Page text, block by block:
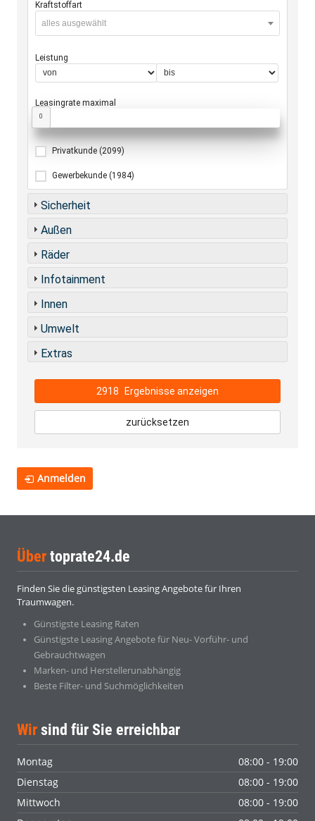
Kraftstoffart
alles ausgewählt
Leistung
Leasingrate maximal
0
Privatkunde (2099)
Gewerbekunde (1984)
Sicherheit
Außen
Räder
Infotainment
Innen
Umwelt
Extras
2918 Ergebnisse anzeigen
zurücksetzen
Anmelden
Über toprate24.de
Finden Sie die günstigsten Leasing Angebote für Ihren
Traumwagen.
Günstigste Leasing Raten
Günstigste Leasing Angebote für Neu- Vorführ- und
Gebrauchtwagen
Marken- und Herstellerunabhängig
Beste Filter- und Suchmöglichkeiten
Wir sind für Sie erreichbar
Montag
08:00 - 19:00
Dienstag
08:00 - 19:00
Mittwoch
08:00 - 19:00